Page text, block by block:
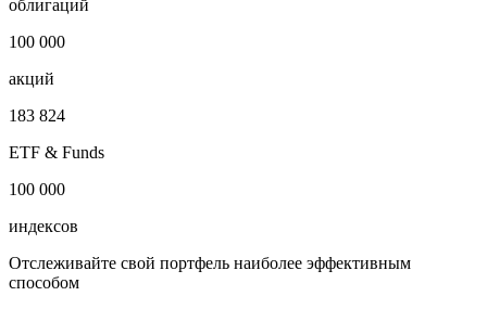
облигаций
100 000
акций
183 824
ETF & Funds
100 000
индексов
Отслеживайте свой портфель наиболее эффективным
способом